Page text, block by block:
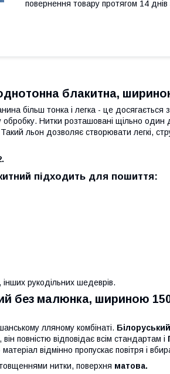
повернення товару протягом 14 днів
блакитна,
більш тонка і легка - це досягається
Нитки розташовані щільно один
льон дозволяє створювати легкі,
підходить для пошиття:
рукодільних шедеврів.
без малюнка, шириною 150
лляному комбінаті.
повністю відповідає всім стандартам і
відмінно пропускає повітря і
нитки, поверхня матова.